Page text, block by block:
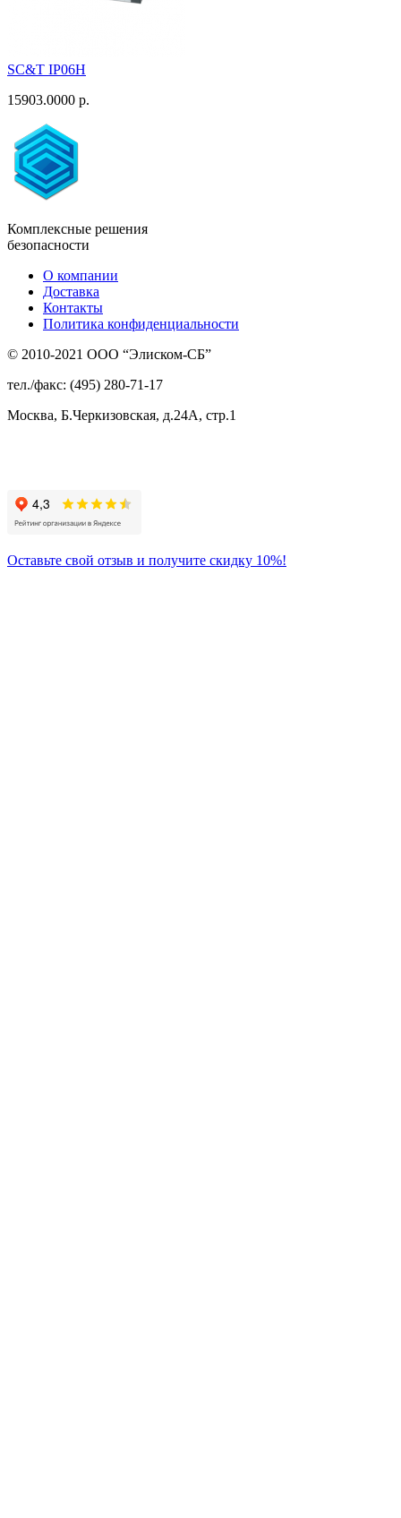
SC&T IP06H
15903.0000 р.
Комплексные решения
безопасности
О компании
Доставка
Контакты
Политика конфиденциальности
© 2010-2021 ООО “Элиском-СБ”
тел./факс: (495) 280-71-17
Москва, Б.Черкизовская, д.24А, стр.1
Оставьте свой отзыв и получите скидку 10%!